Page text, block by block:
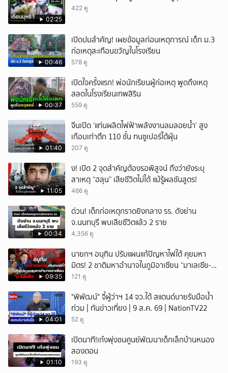
02:25
422 ดู
00:46
เปิดปมสำคัญ! เผยข้อมูลก่อนเหตุการณ์ เด็ก ม.3
ก่อเหตุสะเทือนขวัญในโรงเรียน
578 ดู
00:37
เปิดใจครั้งแรก! พ่อนักเรียนผู้ก่อเหตุ พูดถึงเหตุ
สลดในโรงเรียนเทพสิริน
559 ดู
01:40
จีนเปิด ‘แท่นผลิตไฟฟ้าพลังงานลมลอยน้ำ’ สูง
เกือบเท่าตึก 110 ชั้น ทนซูเปอร์ไต้ฝุ่น
207 ดู
11:05
ึ้ง! เปิด 2 จุดสำคัญต้องรอพิสูจน์ ถึงว่ายังระบุ
สาเหตุ “ฮลุน” เสียชีวิตไม่ได้ แม้รู้ผลชันสูตร!
466 ดู
00:34
ด่วน! เด็กก่อเหตุกราดยิงกลาง รร. ดังย่าน
จ.นนทบุรี พบเสียชีวิตแล้ว 2 ราย
4,356 ดู
09:35
นายกฯ อนุทิน ปรับแผนแก้ปัญหาไฟใต้ คุยมหา
มิตร! 2 ชาติมหาอำนาจในภูมิอาเซียน “มาเลเซีย-
อินโดนีเซีย”
121 ดู
04:01
"พิพัฒน์" จี้ผู้ว่าฯ 14 จว.ใต้ สแตนด์บายรับมือน้ำ
ท่วม | ทันข่าวเที่ยง | 9 ส.ค. 69 | NationTV22
52 ดู
01:10
เปิดนาที!เก๋งพุ่งชนศูนย์พัฒนาเด็กเล็กบ้านหนอง
สองตอน
193 ดู